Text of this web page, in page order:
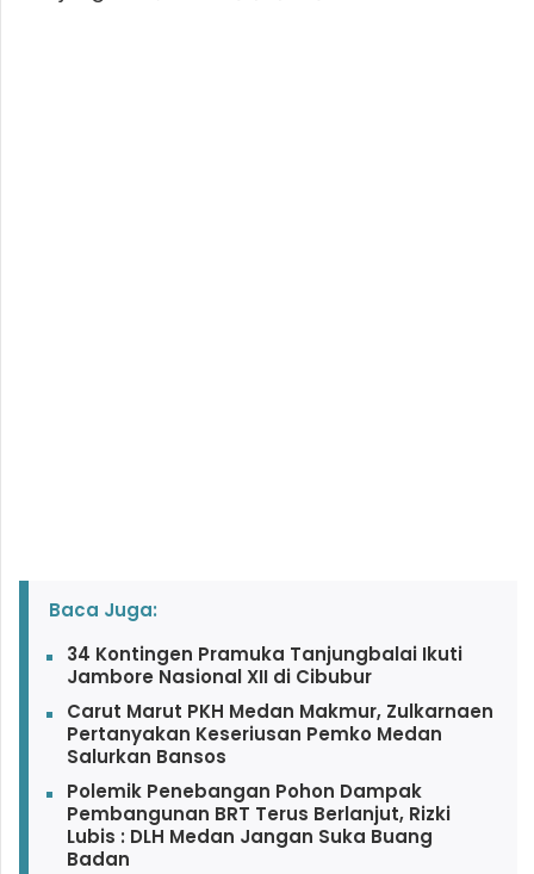
Baca Juga:
34 Kontingen Pramuka Tanjungbalai Ikuti
Jambore Nasional XII di Cibubur
Carut Marut PKH Medan Makmur, Zulkarnaen
Pertanyakan Keseriusan Pemko Medan
Salurkan Bansos
Polemik Penebangan Pohon Dampak
Pembangunan BRT Terus Berlanjut, Rizki
Lubis : DLH Medan Jangan Suka Buang
Badan